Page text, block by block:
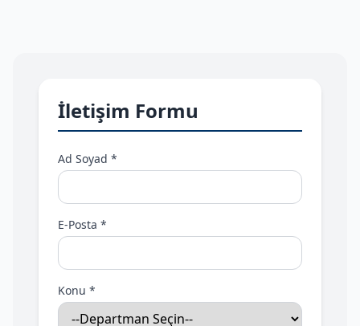
İletişim Formu
Ad Soyad *
E-Posta *
Konu *